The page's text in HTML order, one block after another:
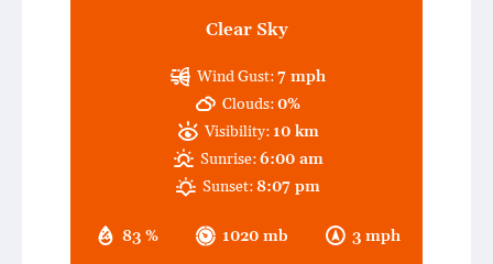
Clear Sky
83 % 1020 mb 3 mph
Wind Gust:7 mph
Clouds:0%
Visibility: 10 km
Sunrise:6:00 am
Sunset:8:07 pm